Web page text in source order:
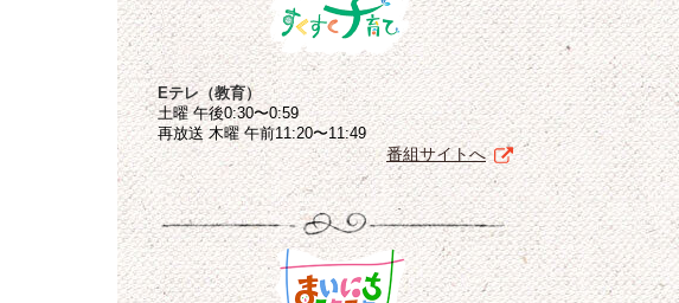
Eテレ（教育）
土曜 午後0:30〜0:59
再放送 木曜 午前11:20〜11:49
番組サイトへ